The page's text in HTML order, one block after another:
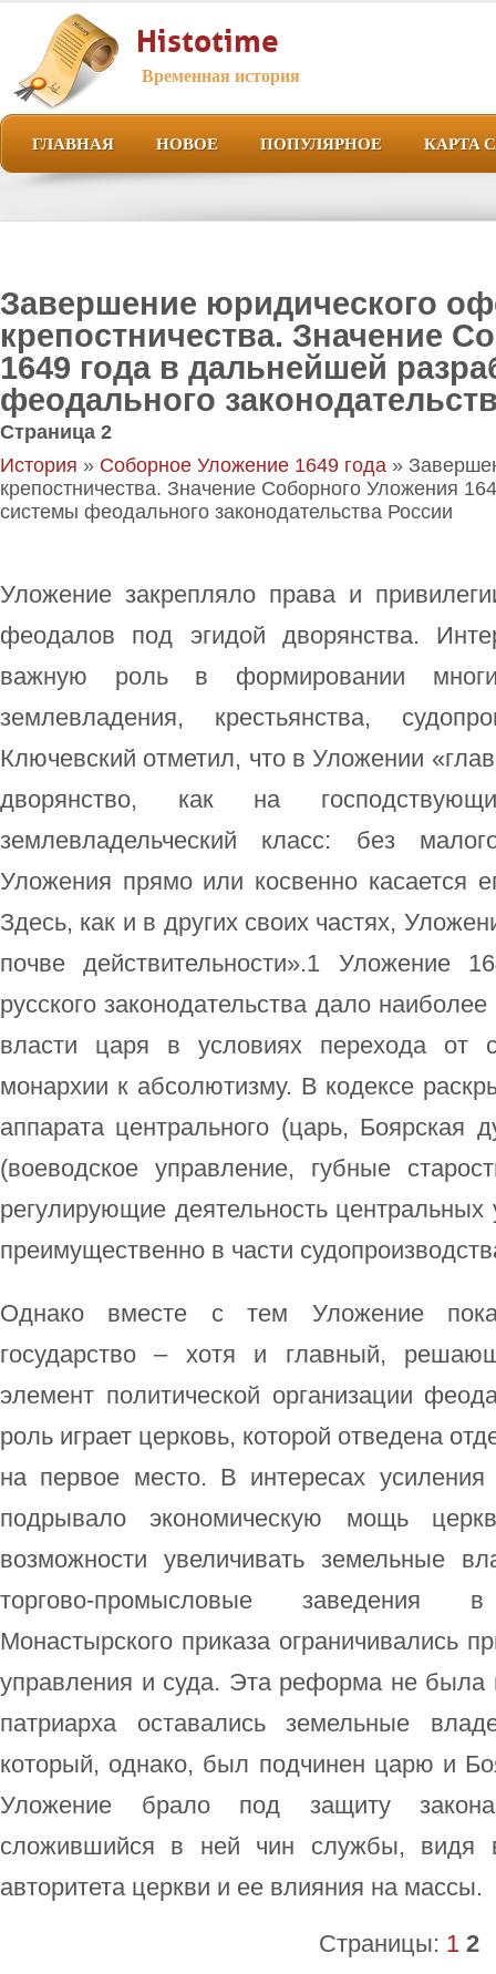
Histotime
Временная история
ГЛАВНАЯ НОВОЕ ПОПУЛЯРНОЕ КАРТА
Завершение юридического
крепостничества. Значение
1649 года в дальнейшей
феодального
Страница 2
История » Соборное Уложение 1649 года »
крепостничества. Значение Соборного Уложения
системы феодального законодательства России
Уложение закрепляло права и
феодалов под эгидой дворянства.
важную роль в формировании
землевладения, крестьянства,
Ключевский отметил, что в Уложении
дворянство, как на
землевладельческий класс: без
Уложения прямо или косвенно касается
Здесь, как и в других своих частях,
почве действительности».1 Уложение
русского законодательства дало
власти царя в условиях перехода от
монархии к абсолютизму. В кодексе
аппарата центрального (царь, Боярская
(воеводское управление, губные
регулирующие деятельность
преимущественно в части
Однако вместе с тем Уложение
государство – хотя и главный,
элемент политической организации
роль играет церковь, которой отведена
на первое место. В интересах
подрывало экономическую мощь
возможности увеличивать земельные
торгово-промысловые заведения
Монастырского приказа ограничивались
управления и суда. Эта реформа не была
патриарха оставались земельные
который, однако, был подчинен царю и
Уложение брало под защиту
сложившийся в ней чин службы, видя
авторитета церкви и ее влияния на массы.
Страницы: 1 2